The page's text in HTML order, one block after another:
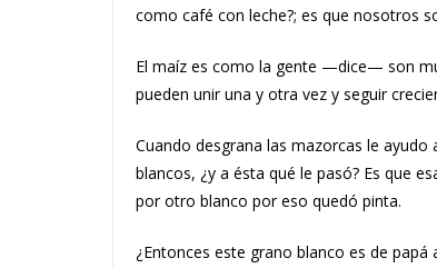
como café con leche?; es que nosotros
El maíz es como la gente —dice— son
pueden unir una y otra vez y seguir
Cuando desgrana las mazorcas le
blancos, ¿y a ésta qué le pasó? Es que
por otro blanco por eso quedó pinta.
¿Entonces este grano blanco es de